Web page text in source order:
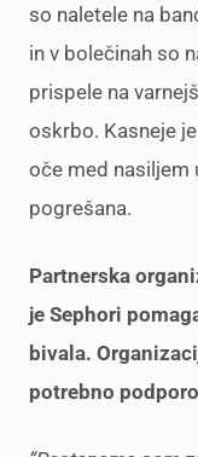
so naletele na
in v bolečinah so
prispele na
oskrbo. Kasneje
oče med nasiljem
pogrešana.
Partnerska
je Sephori
bivala.
potrebno